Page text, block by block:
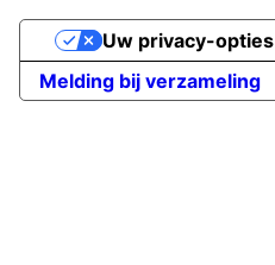
Melding bij verzameling
Uw privacy-opties